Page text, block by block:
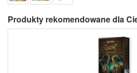
Produkty rekomendowane dla